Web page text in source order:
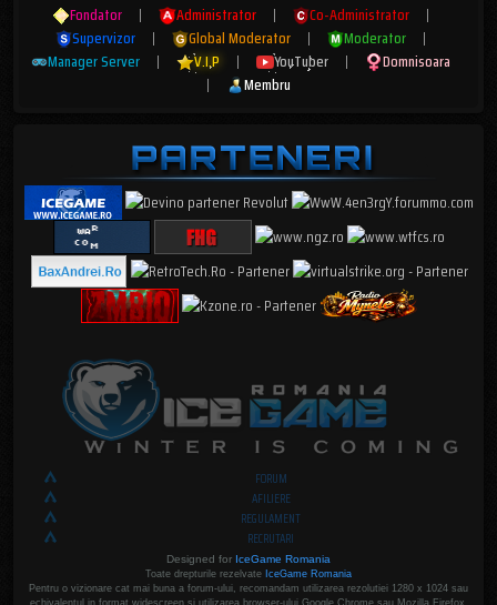
Fondator | Administrator | Co-Administrator
|
Supervizor
| Global Moderator | Moderator
|
Manager Server
| V.I.P | YouTuber |
Domnisoara
|
Membru
FORUM
AFILIERE
REGULAMENT
RECRUTARI
Designed for IceGame Romania
Toate drepturile rezelvate IceGame Romania
Pentru o vizionare cat mai buna a forum-ului, recomandam utilizarea rezolutiei 1280 x 1024 sau
echivalentul in format widescreen si utilizarea browser-ului Google Chrome sau Mozilla Firefox.